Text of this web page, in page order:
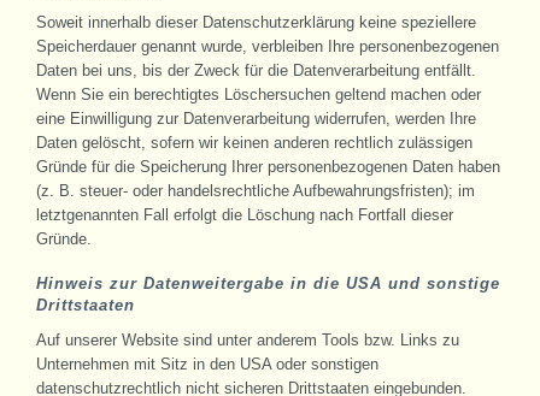
Soweit innerhalb dieser Datenschutzerklärung keine speziellere
Speicherdauer genannt wurde, verbleiben Ihre personenbezogenen
Daten bei uns, bis der Zweck für die Datenverarbeitung entfällt.
Wenn Sie ein berechtigtes Löschersuchen geltend machen oder
eine Einwilligung zur Datenverarbeitung widerrufen, werden Ihre
Daten gelöscht, sofern wir keinen anderen rechtlich zulässigen
Gründe für die Speicherung Ihrer personenbezogenen Daten haben
(z. B. steuer- oder handelsrechtliche Aufbewahrungsfristen); im
letztgenannten Fall erfolgt die Löschung nach Fortfall dieser
Gründe.
Hinweis zur Datenweitergabe in die USA und sonstige
Drittstaaten
Auf unserer Website sind unter anderem Tools bzw. Links zu
Unternehmen mit Sitz in den USA oder sonstigen
datenschutzrechtlich nicht sicheren Drittstaaten eingebunden.